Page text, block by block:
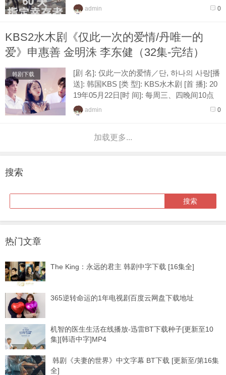
01日[时 间]: 每周一、二晚间9点30分各...
0
admin
KBS2水木剧《仅此一次的爱情/丹唯一的
爱》申惠善 金明洙 李东健（32集-完结）
韩剧下载
[剧 名]: 仅此一次的爱情／단, 하나의 사랑[播
送]: 韩国KBS [类 型]: KBS水木剧 [首 播]: 20
19年05月22日[时 间]: 每周三、四晚间10点
各播放一集[接 档]: 监狱医生[导 演]:...
0
admin
加载更多...
搜索
热门文章
The King：永远的君主 韩剧中字下载 [16集全]
365逆转命运的1年电视剧百度云网盘下载地址
机智的医生生活在线播放-迅雷BT下载种子[更新至10
集][韩语中字]MP4
韩剧《夫妻的世界》中文字幕 BT下载 [更新至/第16集
全]